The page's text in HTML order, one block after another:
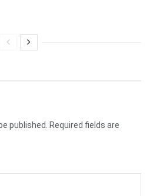
published.
Required fields are